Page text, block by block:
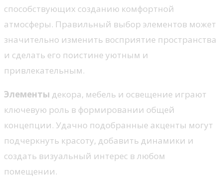
способствующих созданию комфортной
атмосферы. Правильный выбор элементов может
значительно изменить восприятие пространства
и сделать его поистине уютным и
привлекательным.
Элементы декора, мебель и освещение играют
ключевую роль в формировании общей
концепции. Удачно подобранные акценты могут
подчеркнуть красоту, добавить динамики и
создать визуальный интерес в любом
помещении.